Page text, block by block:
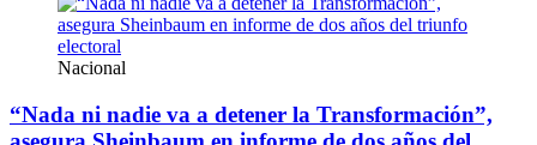
Nacional
“Nada ni nadie va a detener la Transformación”,